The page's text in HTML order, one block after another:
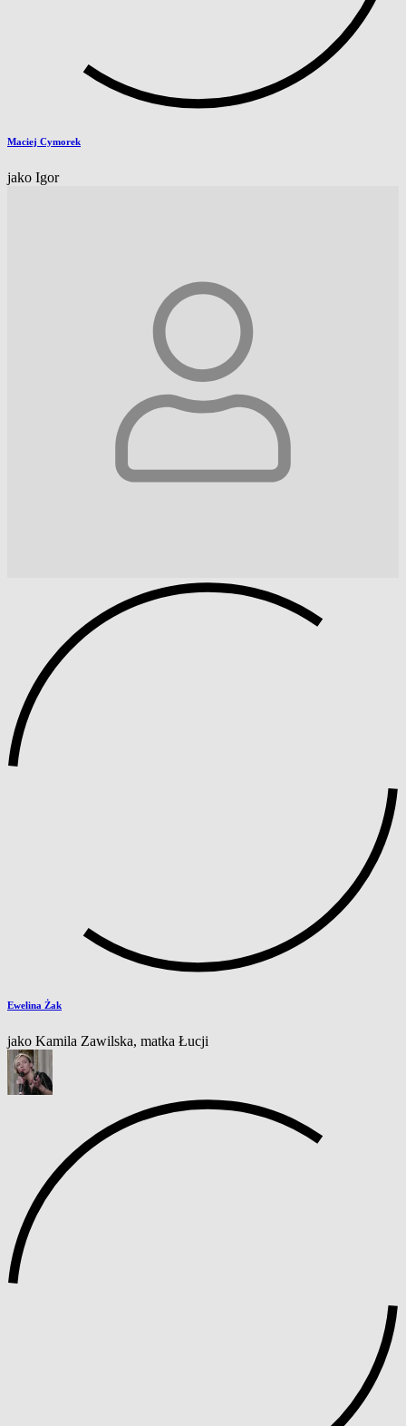
Maciej Cymorek
jako Igor
Ewelina Żak
jako Kamila Zawilska, matka Łucji